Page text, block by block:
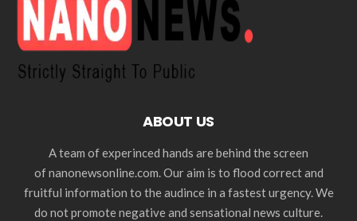
ABOUT US
A team of experinced hands are behind the screen
of nanonewsonline.com. Our aim is to flood correct and
fruitful information to the audince in a fastest urgency. We
do not promote negative and sensational news culture.